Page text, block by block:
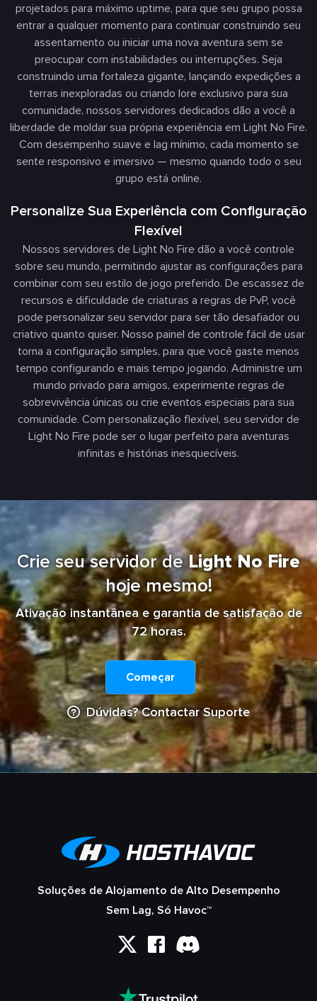
projetados para máximo uptime, para que seu grupo possa
entrar a qualquer momento para continuar construindo seu
assentamento ou iniciar uma nova aventura sem se
preocupar com instabilidades ou interrupções. Seja
construindo uma fortaleza gigante, lançando expedições a
terras inexploradas ou criando lore exclusivo para sua
comunidade, nossos servidores dedicados dão a você a
liberdade de moldar sua própria experiência em Light No Fire.
Com desempenho suave e lag mínimo, cada momento se
sente responsivo e imersivo — mesmo quando todo o seu
grupo está online.
Personalize Sua Experiência com Configuração
Flexível
Nossos servidores de Light No Fire dão a você controle
sobre seu mundo, permitindo ajustar as configurações para
combinar com seu estilo de jogo preferido. De escassez de
recursos e dificuldade de criaturas a regras de PvP, você
pode personalizar seu servidor para ser tão desafiador ou
criativo quanto quiser. Nosso painel de controle fácil de usar
torna a configuração simples, para que você gaste menos
tempo configurando e mais tempo jogando. Administre um
mundo privado para amigos, experimente regras de
sobrevivência únicas ou crie eventos especiais para sua
comunidade. Com personalização flexível, seu servidor de
Light No Fire pode ser o lugar perfeito para aventuras
infinitas e histórias inesquecíveis.
Crie seu servidor deLight No Fire
hoje mesmo!
Ativação instantânea e garantia de satisfação de
72 horas.
Começar
Dúvidas? Contactar Suporte
Soluções de Alojamento de Alto Desempenho
Sem Lag, Só Havoc™